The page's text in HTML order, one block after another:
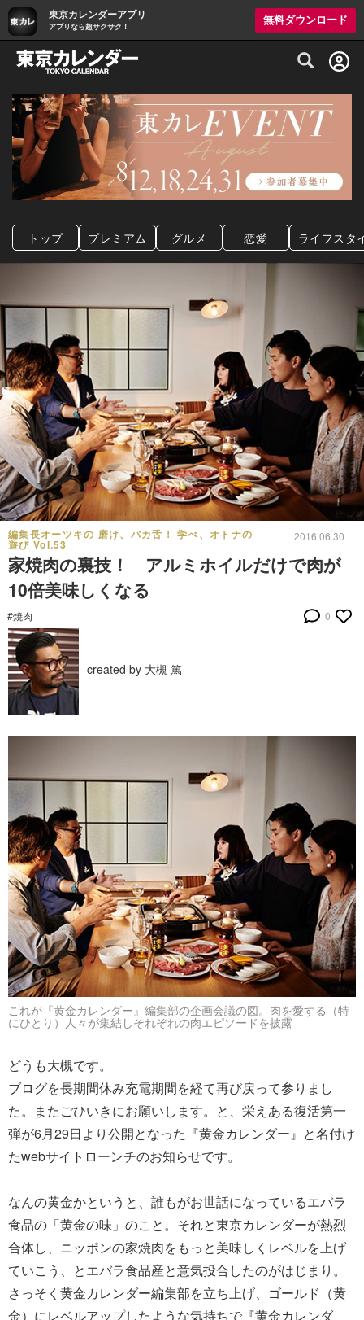
東京カレンダーアプリ
アプリなら超サクサク！
無料ダウンロード
グルメ情報・プレミアムレストラン予約
トップ プレミアム グルメ 恋愛 ライフスタ
編集長オーツキの 磨け、バカ舌！ 学べ、オトナの
遊び Vol.53
2016.06.30
家焼肉の裏技！ アルミホイルだけで肉が
10倍美味しくなる
#焼肉 0
created by 大槻 篤
これが『黄金カレンダー』編集部の企画会議の図。肉を愛する（特
にひとり）人々が集結しそれぞれの肉エピソードを披露
どうも大槻です。
ブログを長期間休み充電期間を経て再び戻って参りまし
た。またごひいきにお願いします。と、栄えある復活第一
弾が6月29日より公開となった『黄金カレンダー』と名付け
たwebサイトローンチのお知らせです。
なんの黄金かというと、誰もがお世話になっているエバラ
食品の「黄金の味」のこと。それと東京カレンダーが熱烈
合体し、ニッポンの家焼肉をもっと美味しくレベルを上げ
ていこう、とエバラ食品産と意気投合したのがはじまり。
さっそく黄金カレンダー編集部を立ち上げ、ゴールド（黄
金）にレベルアップしたような気持ちで『黄金カレンダ